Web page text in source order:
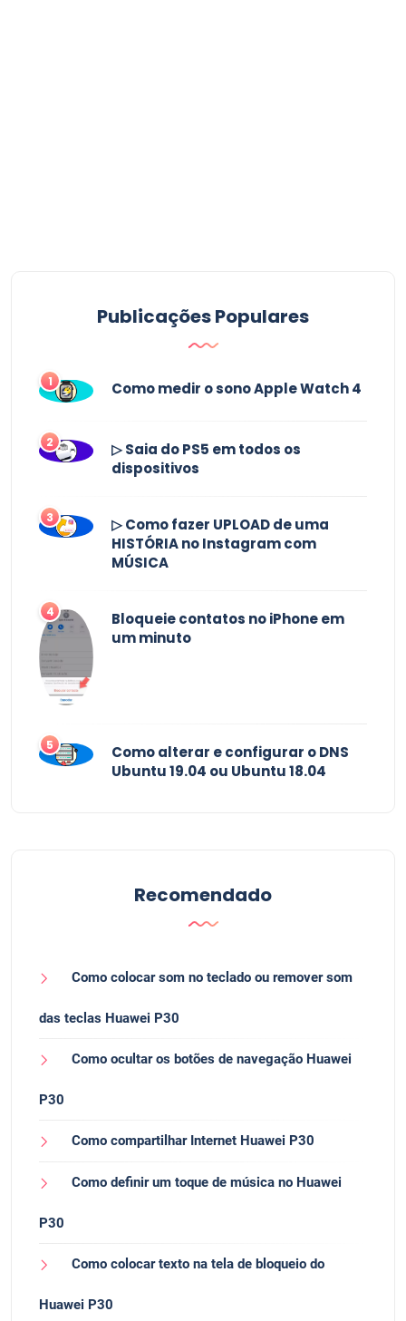
Publicações Populares
1 Como medir o sono Apple Watch 4
2
▷ Saia do PS5 em todos os
dispositivos
3
▷ Como fazer UPLOAD de uma
HISTÓRIA no Instagram com
MÚSICA
4
Bloqueie contatos no iPhone em
um minuto
5
Como alterar e configurar o DNS
Ubuntu 19.04 ou Ubuntu 18.04
Recomendado
Como colocar som no teclado ou remover som
das teclas Huawei P30
Como ocultar os botões de navegação Huawei
P30
Como compartilhar Internet Huawei P30
Como definir um toque de música no Huawei
P30
Como colocar texto na tela de bloqueio do
Huawei P30